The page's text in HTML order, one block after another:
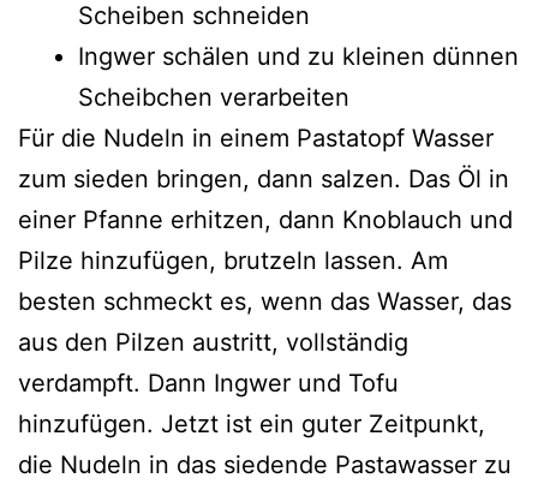
Scheiben schneiden
Ingwer schälen und zu kleinen dünnen
Scheibchen verarbeiten
Für die Nudeln in einem Pastatopf Wasser
zum sieden bringen, dann salzen. Das Öl in
einer Pfanne erhitzen, dann Knoblauch und
Pilze hinzufügen, brutzeln lassen. Am
besten schmeckt es, wenn das Wasser, das
aus den Pilzen austritt, vollständig
verdampft. Dann Ingwer und Tofu
hinzufügen. Jetzt ist ein guter Zeitpunkt,
die Nudeln in das siedende Pastawasser zu